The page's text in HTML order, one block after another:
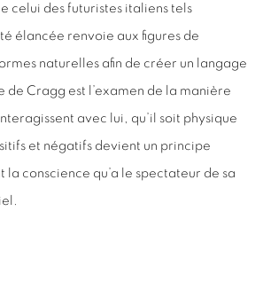
celui des futuristes italiens tels
élancée renvoie aux figures de
naturelles afin de créer un langage
Cragg est l’examen de la manière
avec lui, qu’il soit physique
et négatifs devient un principe
conscience qu’a le spectateur de sa